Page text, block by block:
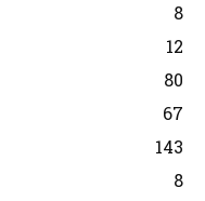
8
12
80
67
143
8